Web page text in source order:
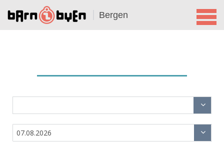
Bergen